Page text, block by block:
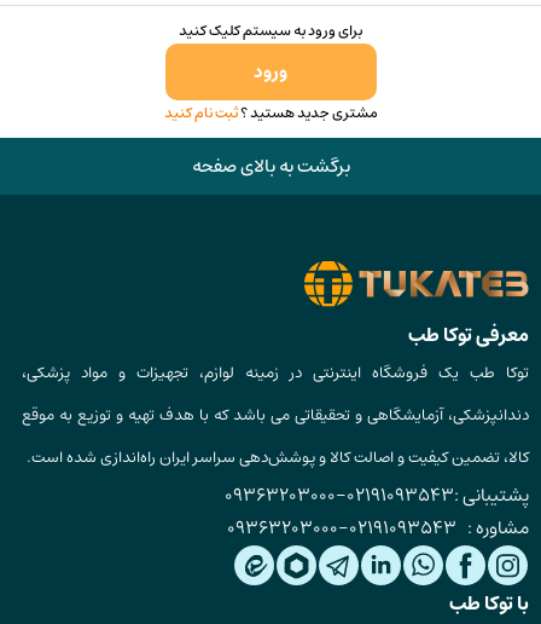
برای ورود به سیستم کلیک کنید
ورود
مشتری جدید هستید ؟ثبت نام کنید
برگشت به بالای صفحه
معرفی توکا طب
توکا طب یک فروشگاه اینترنتی در زمینه لوازم، تجهیزات و مواد پزشکی،
دندانپزشکی، آزمایشگاهی و تحقیقاتی می باشد که با هدف تهیه و توزیع به موقع
کالا، تضمین کیفیت و اصالت کالا و پوشش‌دهی سراسر ایران راه‌اندازی شده است.
پشتیبانی :02191093543
-
09363203000
مشاوره : 02191093543
-
09363203000
با توکا طب